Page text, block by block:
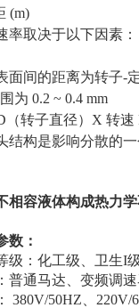
率取决于以下因素：
面间的距离为转子-定
为 0.2 ~ 0.4 mm
（转子直径）X 转
结构是影响分散的
相容液体构成热力
数：
级：化工级、卫生I
普通马达、变频调
380V/50HZ、220V/